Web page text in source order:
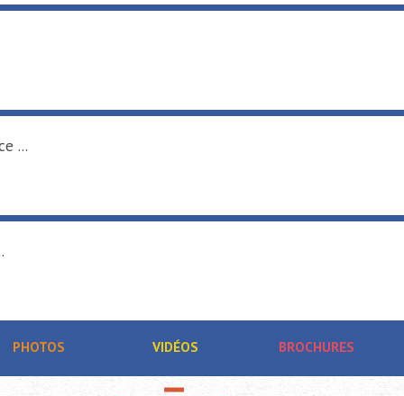
...
PHOTOS VIDÉOS BROCHURES